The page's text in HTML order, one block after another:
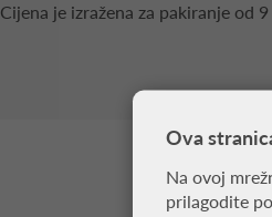
Cijena je izražena za pakiranje od
Ova
Na ovoj
prilagodite